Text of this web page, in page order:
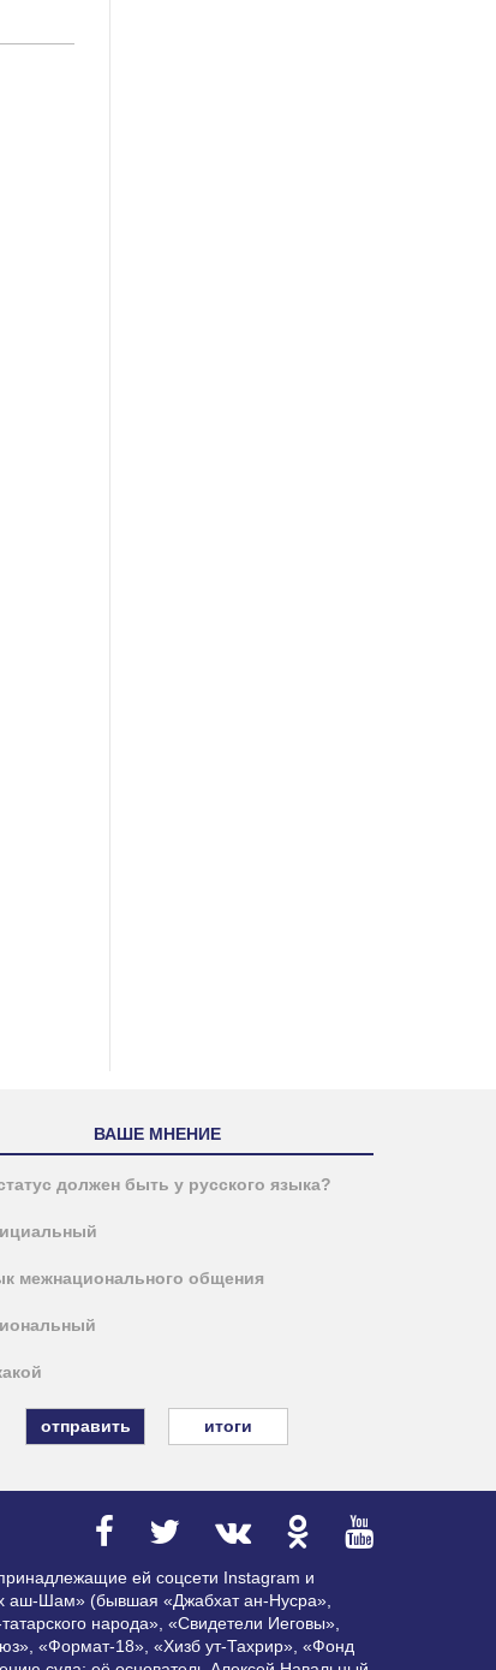
ВАШЕ МНЕНИЕ
должен быть у русского языка?
межнационального общения
итоги
ей соцсети Instagram и
аш-Шам» (бывшая «Джабхат ан-Нусра»,
народа», «Свидетели Иеговы»,
«Формат-18», «Хизб ут-Тахрир», «Фонд